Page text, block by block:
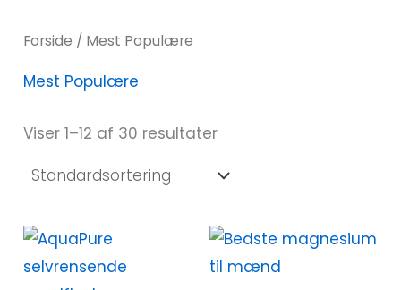
s
e
p
i
Forside / Mest Populære
Mest Populære
Viser 1–12 af 30 resultater